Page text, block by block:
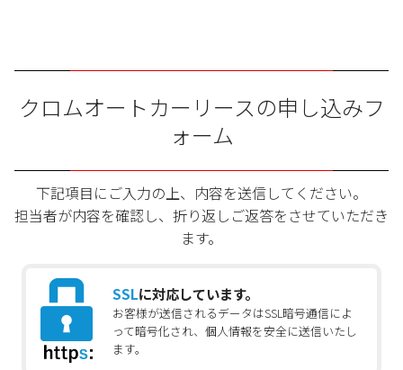
クロムオートカーリースの申し込みフ
ォーム
下記項目にご入力の上、内容を送信してください。
担当者が内容を確認し、折り返しご返答をさせていただき
ます。
SSLに対応しています。
お客様が送信されるデータはSSL暗号通信によ
って暗号化され、個人情報を安全に送信いたし
ます。